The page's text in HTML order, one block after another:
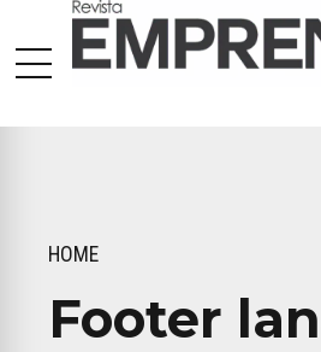
HOME
Footer